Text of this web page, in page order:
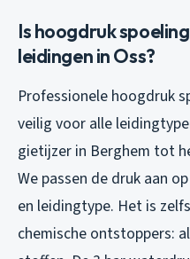
Is hoogdruk
leidingen in Oss?
Professionele hoogdruk
veilig voor alle
gietijzer in Berghem tot
We passen de druk aan
en leidingtype. Het is
chemische ontstoppers: